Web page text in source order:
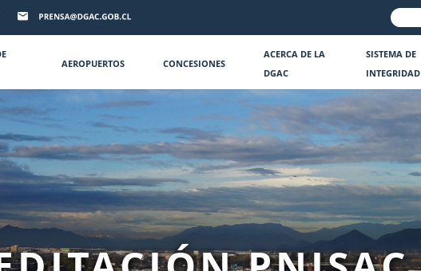
AEROPUERTOS CONCESIONES
ACERCA DE LA
DGAC
SISTEMA DE
INTEGRIDAD